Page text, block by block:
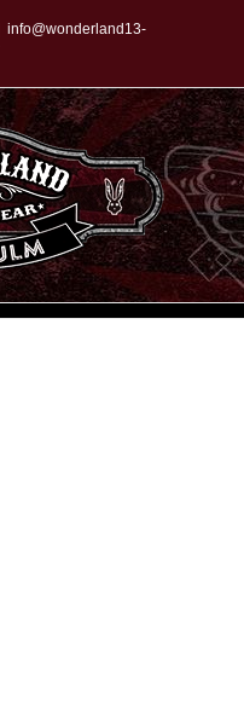
info@wonderland13-